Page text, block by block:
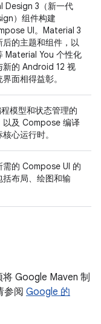
Design 3（新一代
）组件构建
UI。Material 3
的主题和组件，以
Material You 个性化
新的 Android 12 视
面相得益彰。
模型和状态管理的
以及 Compose 编译
心运行时。
需的 Compose UI 的
括布局、绘图和输
Google Maven 制
参阅 Google 的